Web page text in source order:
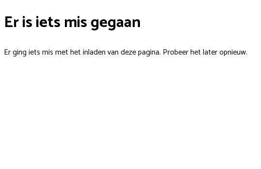
Er is iets mis gegaan
Er ging iets mis met het inladen van deze pagina. Probeer het later opnieuw.